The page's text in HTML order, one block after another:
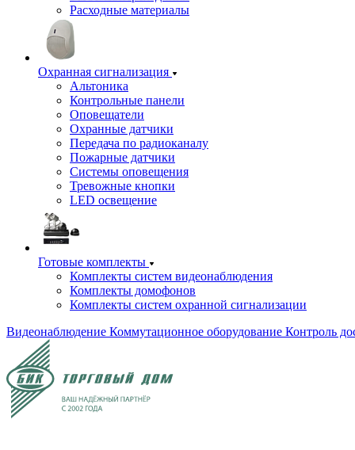
Расходные материалы
Охранная сигнализация
Альтоника
Контрольные панели
Оповещатели
Охранные датчики
Передача по радиоканалу
Пожарные датчики
Системы оповещения
Тревожные кнопки
LED освещение
Готовые комплекты
Комплекты систем видеонаблюдения
Комплекты домофонов
Комплекты систем охранной сигнализации
Видеонаблюдение Коммутационное оборудование Контроль